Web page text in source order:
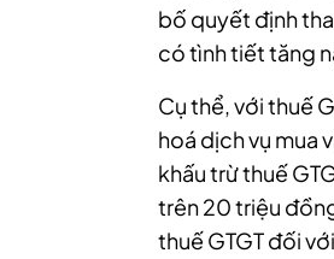
bố quyết định
có tình tiết tăng
Cụ thể, với thuế
hoá dịch vụ mua
khấu trừ thuế
trên 20 triệu
thuế GTGT đối